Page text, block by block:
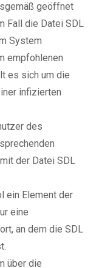
geöffnet
Fall die Datei SDL
System
empfohlenen
es sich um die
infizierten
des
der Datei SDL
ein Element der
eine
an dem die SDL
über die